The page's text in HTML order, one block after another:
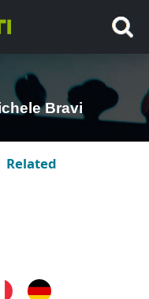
Bravi
Related